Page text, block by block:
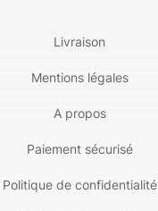
Livraison
Mentions légales
A propos
Paiement sécurisé
Politique de confidentialité